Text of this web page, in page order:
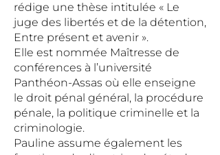
rédige une thèse intitulée « Le
juge des libertés et de la détention,
Entre présent et avenir ».
Elle est nommée Maîtresse de
conférences à l’université
Panthéon-Assas où elle enseigne
le droit pénal général, la procédure
pénale, la politique criminelle et la
criminologie.
Pauline assume également les